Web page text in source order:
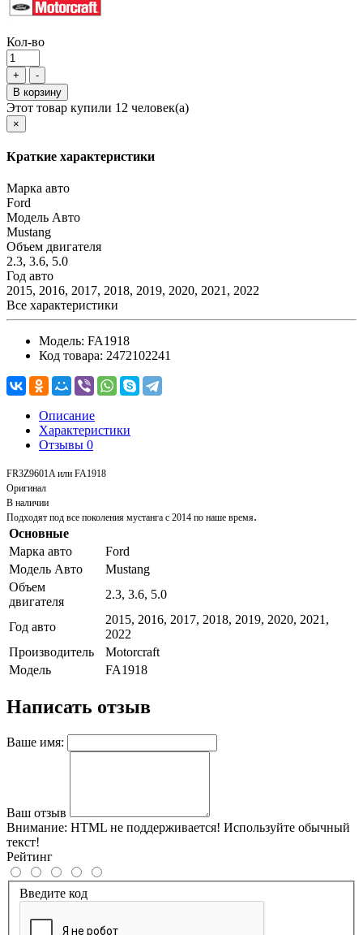
Кол-во
+
-
В корзину
Этот товар купили 12 человек(а)
×
Краткие характеристики
Марка авто
Ford
Модель Авто
Mustang
Объем двигателя
2.3, 3.6, 5.0
Год авто
2015, 2016, 2017, 2018, 2019, 2020, 2021, 2022
Все характеристики
Модель: FA1918
Код товара: 2472102241
Описание
Характеристики
Отзывы 0
FR3Z9601A или FA1918
Оригинал
В наличии
Подходят под все поколения мустанга с 2014 по наше время.
Основные
Марка авто
Ford
Модель Авто
Mustang
Объем
двигателя
2.3, 3.6, 5.0
Год авто
2015, 2016, 2017, 2018, 2019, 2020, 2021,
2022
Производитель
Motorcraft
Модель
FA1918
Написать отзыв
Ваше имя:
Ваш отзыв
Внимание: HTML не поддерживается! Используйте обычный
текст!
Рейтинг
Введите код